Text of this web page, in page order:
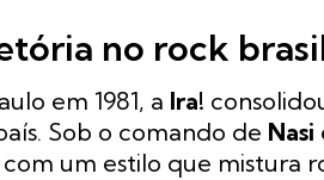
no rock
em 1981, a Ira!
Sob o comando de Nasi
um estilo que mistura